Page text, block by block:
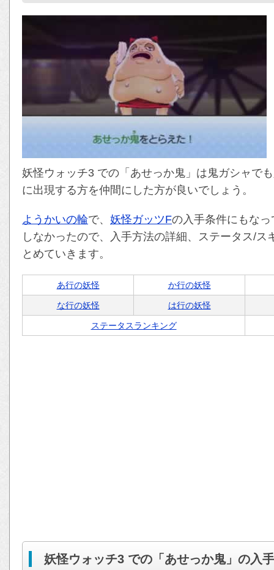
妖怪ウォッチ3 での「あせっか鬼」は鬼ガシャで
に出現する方を仲間にした方が良いでしょう。
ようかいの輪で、 妖怪ガッツFの入手条件にもな
しなかったので、入手方法の詳細、ステータス/
とめていきます。
あ行の妖怪 か行の妖怪
な行の妖怪 は行の妖怪
ステータスランキング
妖怪ウォッチ3 での「あせっか鬼」の入